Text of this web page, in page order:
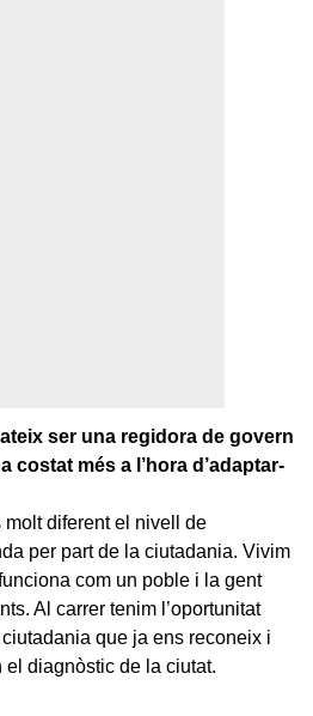
ser una regidora de govern
costat més a l’hora d’adaptar-
molt diferent el nivell de
per part de la ciutadania. Vivim
com un poble i la gent
Al carrer tenim l’oportunitat
que ja ens reconeix i
el diagnòstic de la ciutat.